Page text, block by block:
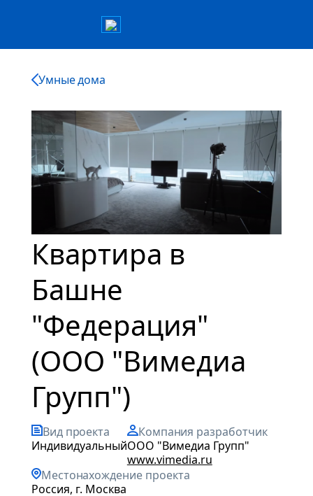
Умные дома
Квартира в
Башне
"Федерация"
(ООО "Вимедиа
Групп")
Вид проекта
индивидуальный
Компания разработчик
ООО "Вимедиа Групп"
www.vimedia.ru
Местонахождение проекта
Россия, г. Москва